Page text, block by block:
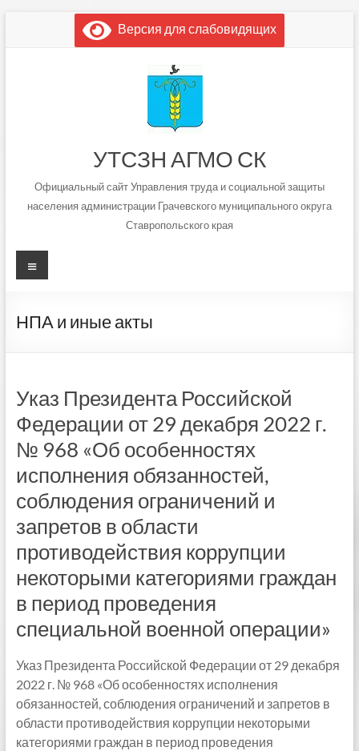
содержимому
Версия для слабовидящих
УТСЗН АГМО СК
Официальный сайт Управления труда и социальной защиты
населения администрации Грачевского муниципального округа
Ставропольского края
Меню
НПА и иные акты
Указ Президента Российской
Федерации от 29 декабря 2022 г.
№ 968 «Об особенностях
исполнения обязанностей,
соблюдения ограничений и
запретов в области
противодействия коррупции
некоторыми категориями граждан
в период проведения
специальной военной операции»
Указ Президента Российской Федерации от 29 декабря
2022 г. № 968 «Об особенностях исполнения
обязанностей, соблюдения ограничений и запретов в
области противодействия коррупции некоторыми
категориями граждан в период проведения